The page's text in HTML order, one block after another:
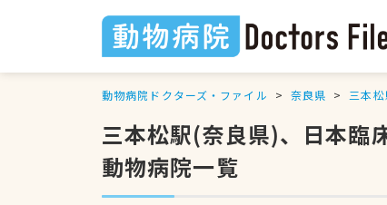
動物病院ドクターズ・ファイル 奈良県 三本松
三本松駅(奈良県)、日本臨
動物病院一覧